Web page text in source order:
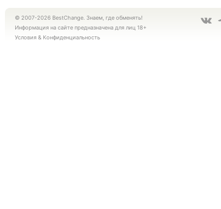
© 2007-2026 BestChange. Знаем, где обменять!
Информация на сайте предназначена для лиц 18+
Условия & Конфиденциальность